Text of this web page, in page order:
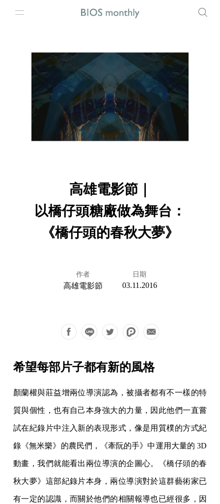
高雄電影節｜
以橋仔頭糖廠做為舞台：
《橋仔頭的春秋大夢》
作者
高雄電影節
日期
03.11.2016
希望每部片子都有新的風格
顏蘭權與莊益增兩位導演認為，被攝者都有不一樣的特
質與個性，也有自己本身強大的力量，因此他們一直嘗
試在紀錄片中注入新的表現形式，像是用質樸的方式紀
錄《無米樂》的農民們，《牽阮的手》中運用大量的 3D
動畫，我們就能看出兩位導演的企圖心。《橋仔頭的春
秋大夢》這部紀錄片本身，兩位導演對於這群藝術家已
有一定的認識，而關於他們的相關報導也已經很多，因